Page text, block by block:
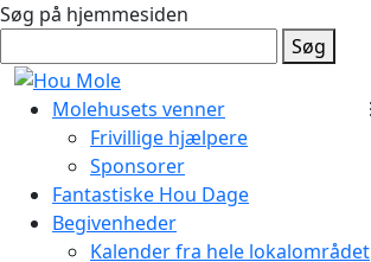
Søg på hjemmesiden
Søg
Molehusets venner
Frivillige hjælpere
Sponsorer
Fantastiske Hou Dage
Begivenheder
Kalender fra hele lokalområdet